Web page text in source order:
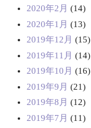
2020年2月 (14)
2020年1月 (13)
2019年12月 (15)
2019年11月 (14)
2019年10月 (16)
2019年9月 (21)
2019年8月 (12)
2019年7月 (11)